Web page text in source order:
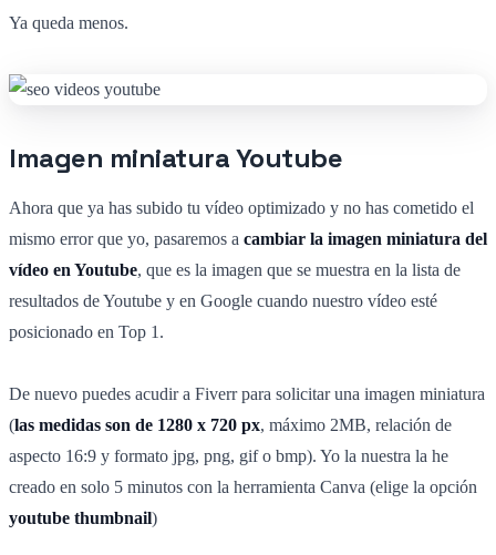
Ya queda menos.
Imagen miniatura Youtube
Ahora que ya has subido tu vídeo optimizado y no has cometido el
mismo error que yo, pasaremos a cambiar la imagen miniatura del
vídeo en Youtube, que es la imagen que se muestra en la lista de
resultados de Youtube y en Google cuando nuestro vídeo esté
posicionado en Top 1.
De nuevo puedes acudir a Fiverr para solicitar una imagen miniatura
(las medidas son de 1280 x 720 px, máximo 2MB, relación de
aspecto 16:9 y formato jpg, png, gif o bmp). Yo la nuestra la he
creado en solo 5 minutos con la herramienta Canva (elige la opción
youtube thumbnail)